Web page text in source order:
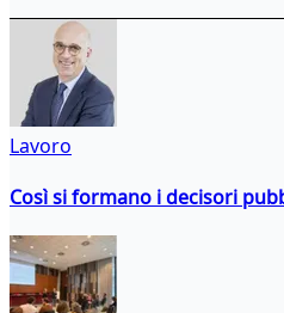
Lavoro
Così si formano i decisori